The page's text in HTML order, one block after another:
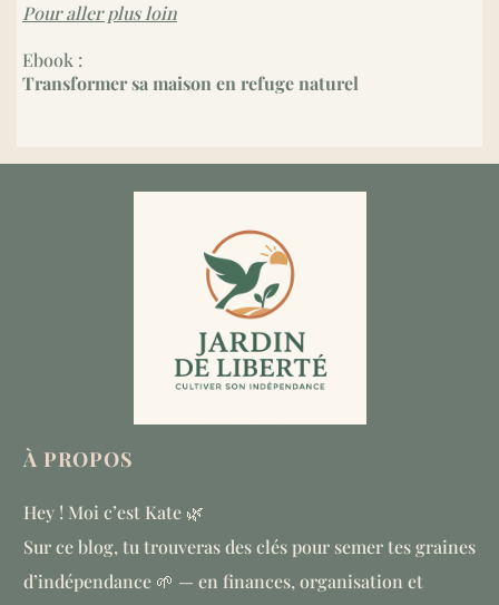
Pour aller plus loin
Ebook :
Transformer sa maison en refuge naturel
À PROPOS
Hey ! Moi c’est Kate 🌿
Sur ce blog, tu trouveras des clés pour semer tes graines
d’indépendance 🌱 — en finances, organisation et